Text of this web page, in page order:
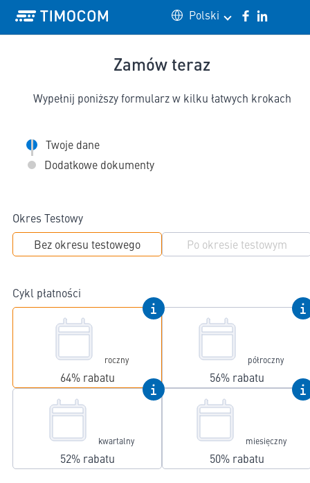
Polski
facebook
linkedin
Zamów teraz
Wypełnij poniższy formularz w kilku łatwych krokach
Twoje dane
Dodatkowe dokumenty
Okres Testowy
Bez okresu testowego
Po okresie testowym
Cykl płatności
roczny
64%rabatu
półroczny
56%rabatu
kwartalny
52%rabatu
miesięczny
50%rabatu